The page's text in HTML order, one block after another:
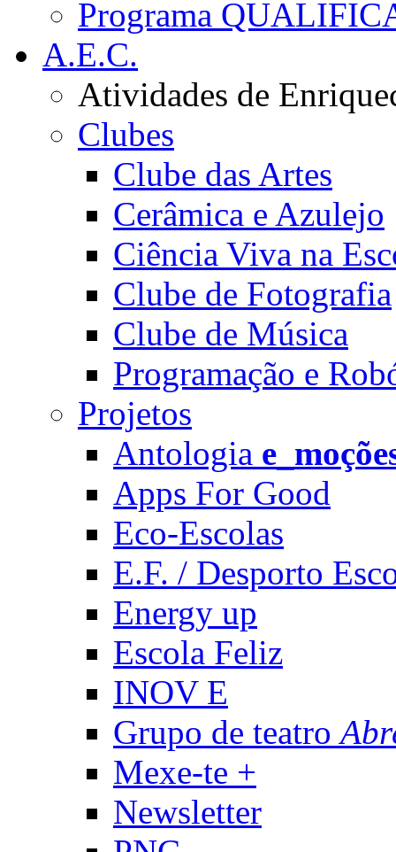
Programa
A.E.C.
Atividades de
Clubes
Clube das Artes
Cerâmica e Azulejo
Ciência Viva na
Clube de Fotografia
Clube de Música
Programação e
Projetos
Antologia
Apps For Good
Eco-Escolas
E.F. / Desporto
Energy up
Escola Feliz
INOV E
Grupo de teatro
Mexe-te +
Newsletter